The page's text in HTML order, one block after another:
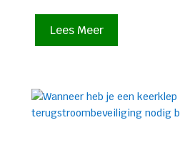
Lees Meer